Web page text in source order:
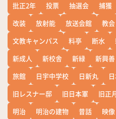
批正2年
投票 抽選会 捕獲
改装
放射能 放送会館 教会
文教キャンパス
料亭 断水
新成人
新校舎 新緑 新興善
旅館
日宇中学校 日新丸
旧レスナー邸
旧日本軍 旧正
明治
明治の建物 昔話 映像